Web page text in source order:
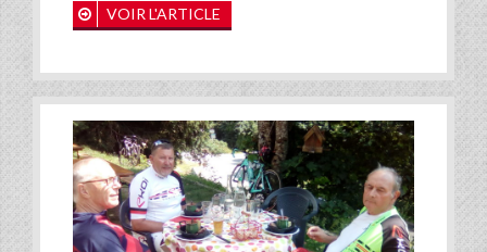
VOIR L'ARTICLE